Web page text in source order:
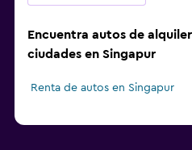
Encuentra autos de
ciudades en Singapur
Renta de autos en Singapur